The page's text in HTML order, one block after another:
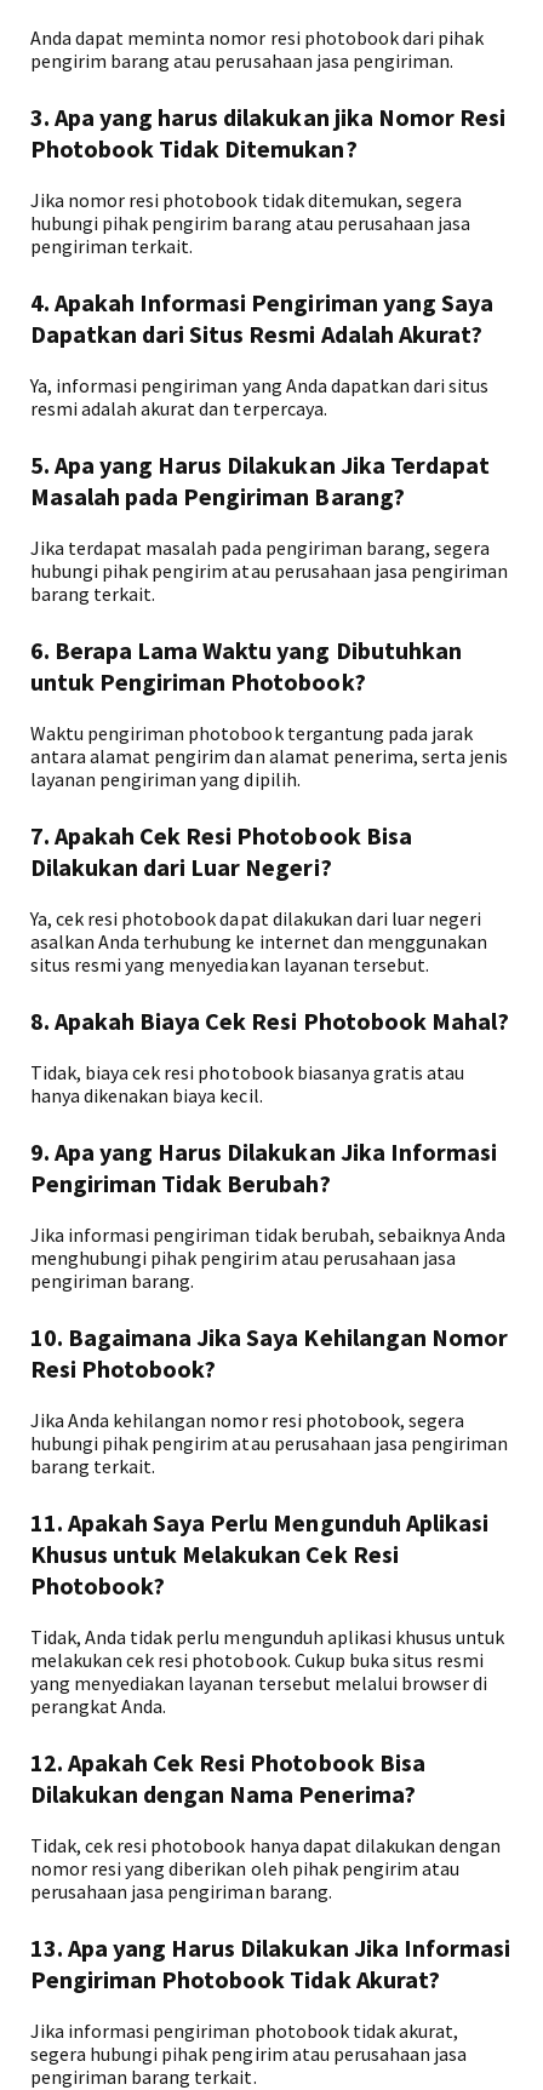
Anda dapat meminta nomor resi photobook dari pihak
pengirim barang atau perusahaan jasa pengiriman.
3. Apa yang harus dilakukan jika Nomor Resi
Photobook Tidak Ditemukan?
Jika nomor resi photobook tidak ditemukan, segera
hubungi pihak pengirim barang atau perusahaan jasa
pengiriman terkait.
4. Apakah Informasi Pengiriman yang Saya
Dapatkan dari Situs Resmi Adalah Akurat?
Ya, informasi pengiriman yang Anda dapatkan dari situs
resmi adalah akurat dan terpercaya.
5. Apa yang Harus Dilakukan Jika Terdapat
Masalah pada Pengiriman Barang?
Jika terdapat masalah pada pengiriman barang, segera
hubungi pihak pengirim atau perusahaan jasa pengiriman
barang terkait.
6. Berapa Lama Waktu yang Dibutuhkan
untuk Pengiriman Photobook?
Waktu pengiriman photobook tergantung pada jarak
antara alamat pengirim dan alamat penerima, serta jenis
layanan pengiriman yang dipilih.
7. Apakah Cek Resi Photobook Bisa
Dilakukan dari Luar Negeri?
Ya, cek resi photobook dapat dilakukan dari luar negeri
asalkan Anda terhubung ke internet dan menggunakan
situs resmi yang menyediakan layanan tersebut.
8. Apakah Biaya Cek Resi Photobook Mahal?
Tidak, biaya cek resi photobook biasanya gratis atau
hanya dikenakan biaya kecil.
9. Apa yang Harus Dilakukan Jika Informasi
Pengiriman Tidak Berubah?
Jika informasi pengiriman tidak berubah, sebaiknya Anda
menghubungi pihak pengirim atau perusahaan jasa
pengiriman barang.
10. Bagaimana Jika Saya Kehilangan Nomor
Resi Photobook?
Jika Anda kehilangan nomor resi photobook, segera
hubungi pihak pengirim atau perusahaan jasa pengiriman
barang terkait.
11. Apakah Saya Perlu Mengunduh Aplikasi
Khusus untuk Melakukan Cek Resi
Photobook?
Tidak, Anda tidak perlu mengunduh aplikasi khusus untuk
melakukan cek resi photobook. Cukup buka situs resmi
yang menyediakan layanan tersebut melalui browser di
perangkat Anda.
12. Apakah Cek Resi Photobook Bisa
Dilakukan dengan Nama Penerima?
Tidak, cek resi photobook hanya dapat dilakukan dengan
nomor resi yang diberikan oleh pihak pengirim atau
perusahaan jasa pengiriman barang.
13. Apa yang Harus Dilakukan Jika Informasi
Pengiriman Photobook Tidak Akurat?
Jika informasi pengiriman photobook tidak akurat,
segera hubungi pihak pengirim atau perusahaan jasa
pengiriman barang terkait.